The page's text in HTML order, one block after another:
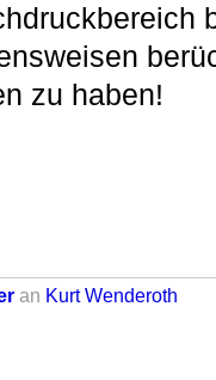
zu haben!
an Kurt Wenderoth